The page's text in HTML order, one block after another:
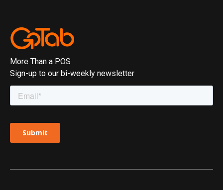
More Than a POS
Sign-up to our bi-weekly newsletter